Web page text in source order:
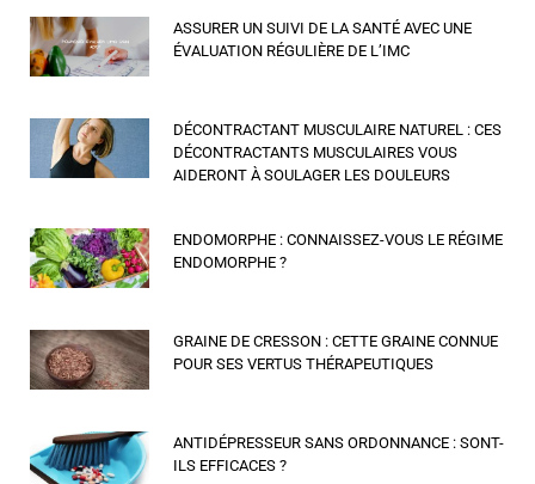
ASSURER UN SUIVI DE LA SANTÉ AVEC UNE
ÉVALUATION RÉGULIÈRE DE L’IMC
DÉCONTRACTANT MUSCULAIRE NATUREL : CES
DÉCONTRACTANTS MUSCULAIRES VOUS
AIDERONT À SOULAGER LES DOULEURS
ENDOMORPHE : CONNAISSEZ-VOUS LE RÉGIME
ENDOMORPHE ?
GRAINE DE CRESSON : CETTE GRAINE CONNUE
POUR SES VERTUS THÉRAPEUTIQUES
ANTIDÉPRESSEUR SANS ORDONNANCE : SONT-
ILS EFFICACES ?